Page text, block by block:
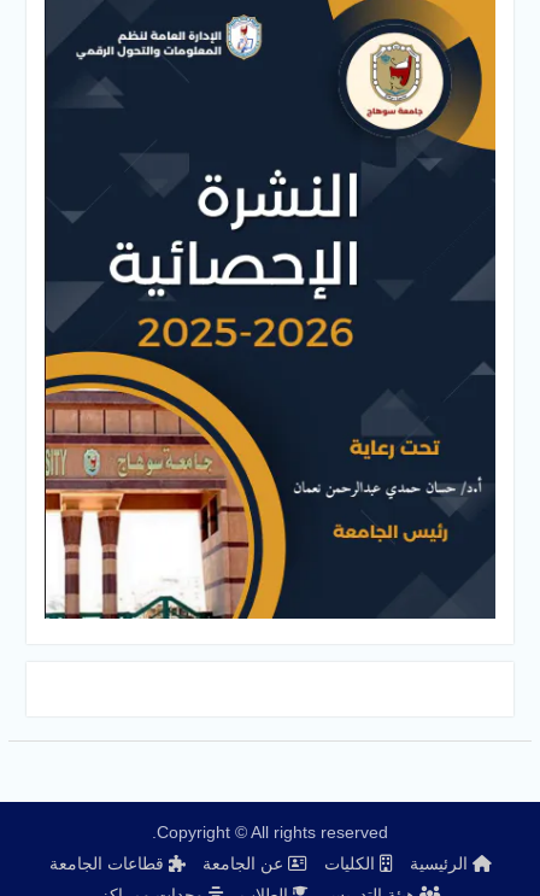
Copyright © All rights reserved.
الرئيسية
الكليات عن الجامعة
قطاعات الجامعة